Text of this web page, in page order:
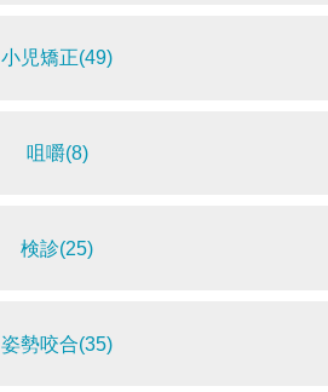
小児矯正(49)
咀嚼(8)
検診(25)
姿勢咬合(35)